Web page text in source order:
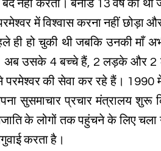
नहीं करता। बर्नार्ड 13 वर्ष का था
में विश्वास करना नहीं
ही हो चुकी थी जबकि उनकी माँ
अब उसके 4 बच्चे हैं, 2 लड़के और 2
परमेश्वर की सेवा कर रहे हैं। 1990
सुसमाचार प्रचार मंत्रालय
के लोगों तक पहुंचने के लिए चला
करता है।